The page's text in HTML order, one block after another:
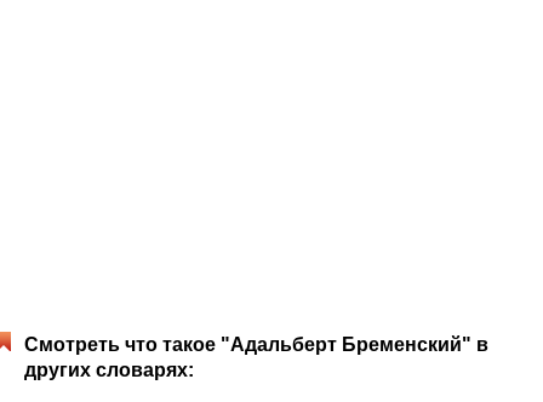
Смотреть что такое "Адальберт Бременский" в
других словарях: